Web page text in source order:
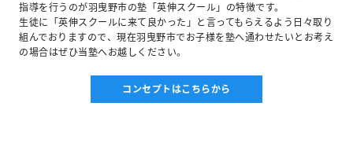
指導を行うのが羽曳野市の塾「英伸スクール」の特徴です。
生徒に「英伸スクールに来て良かった」と言ってもらえるよう日々取り
組んでおりますので、現在羽曳野市でお子様を塾へ通わせたいとお考え
の場合はぜひ当塾へお越しください。
コンセプトはこちらから